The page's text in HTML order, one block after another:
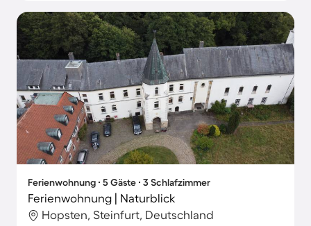
Ferienwohnung ∙ 5 Gäste ∙ 3 Schlafzimmer
Ferienwohnung | Naturblick
Hopsten, Steinfurt, Deutschland